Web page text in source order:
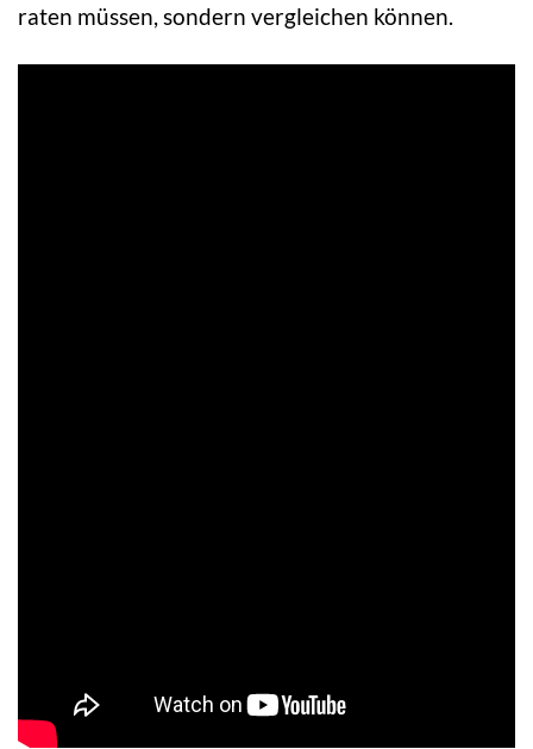
raten müssen, sondern vergleichen können.